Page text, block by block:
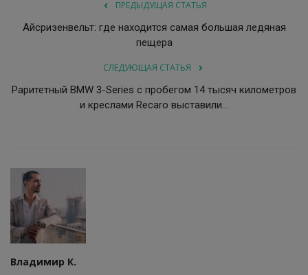
ПРЕДЫДУЩАЯ СТАТЬЯ
Айсризенвельт: где находится самая большая ледяная
пещера
СЛЕДУЮЩАЯ СТАТЬЯ
Раритетный BMW 3-Series с пробегом 14 тысяч километров
и креслами Recaro выставили...
Владимир К.